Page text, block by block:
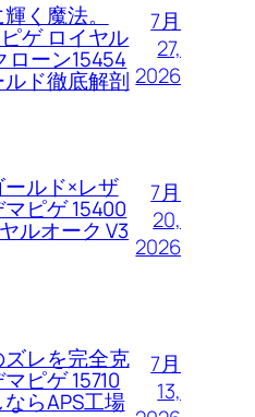
く魔法。
ゲ ロイヤル
ローン15454
ド徹底解剖
7月
27,
2026
ルド×レザ
ピゲ 15400
ルオーク V3
7月
20,
2026
レを完全克
ピゲ 15710
らAPS工場
7月
13,